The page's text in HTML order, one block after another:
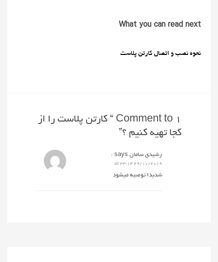
What you can read next
نحوه نصب و اتصال کارتن پلاست
1 Comment to “ کارتن پلاست را از
کجا تهیه کنیم ؟”
رشیدی سامان
29/10/2019 at 23:14
شدیدا توصیه میشود